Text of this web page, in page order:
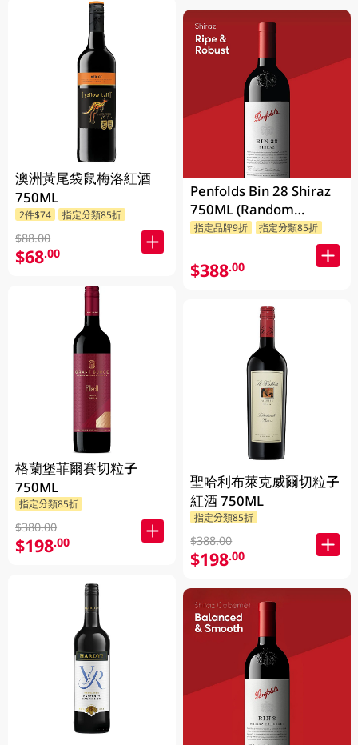
澳洲黃尾袋鼠梅洛紅酒
750ML
2件$74 指定分類85折
$88.00
$68.00
格蘭堡菲爾賽切粒子
750ML
指定分類85折
$380.00
$198.00
Penfolds Bin 28 Shiraz
750ML (Random
Packaging)
指定品牌9折 指定分類85折
$388.00
聖哈利布萊克威爾切粒子
紅酒 750ML
指定分類85折
$388.00
$198.00